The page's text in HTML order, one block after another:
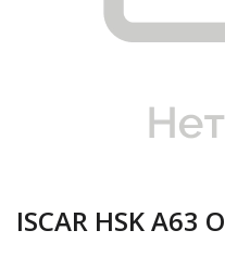
ISCAR HSK A63